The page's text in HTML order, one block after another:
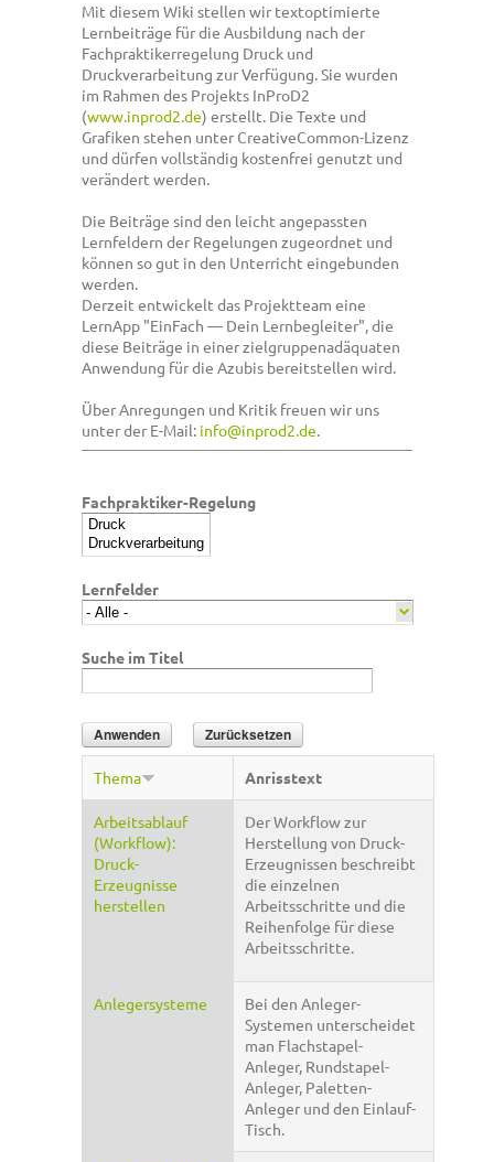
Mit diesem Wiki stellen wir textoptimierte
Lernbeiträge für die Ausbildung nach der
Fachpraktikerregelung Druck und
Druckverarbeitung zur Verfügung. Sie wurden
im Rahmen des Projekts InProD2
(www.inprod2.de) erstellt. Die Texte und
Grafiken stehen unter CreativeCommon-Lizenz
und dürfen vollständig kostenfrei genutzt und
verändert werden.
Die Beiträge sind den leicht angepassten
Lernfeldern der Regelungen zugeordnet und
können so gut in den Unterricht eingebunden
werden.
Derzeit entwickelt das Projektteam eine
LernApp "EinFach — Dein Lernbegleiter", die
diese Beiträge in einer zielgruppenadäquaten
Anwendung für die Azubis bereitstellen wird.
Über Anregungen und Kritik freuen wir uns
unter der E-Mail: info@inprod2.de.
Fachpraktiker-Regelung
Lernfelder
Suche im Titel
Thema Anrisstext
Arbeitsablauf
(Workflow):
Druck-
Erzeugnisse
herstellen
Der Workflow zur
Herstellung von Druck-
Erzeugnissen beschreibt
die einzelnen
Arbeitsschritte und die
Reihenfolge für diese
Arbeitsschritte.
Anlegersysteme
Bei den Anleger-
Systemen unterscheidet
man Flachstapel-
Anleger, Rundstapel-
Anleger, Paletten-
Anleger und den Einlauf-
Tisch.